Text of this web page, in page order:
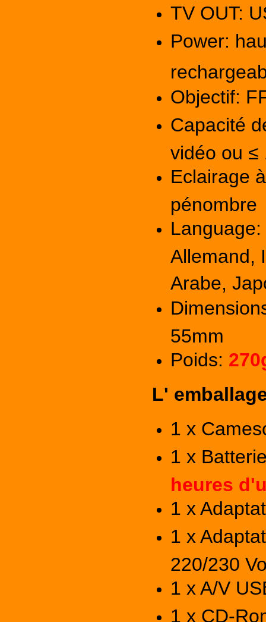
TV OUT:
Power:
Objectif:
Capacité
vidéo ou ≤
Eclairage
pénombre
Language:
Allemand,
Arabe,
55mm
Poids:
L'
1 x
1 x
heures
1 x
1 x
220/230
1 x A/V
1 x CD-